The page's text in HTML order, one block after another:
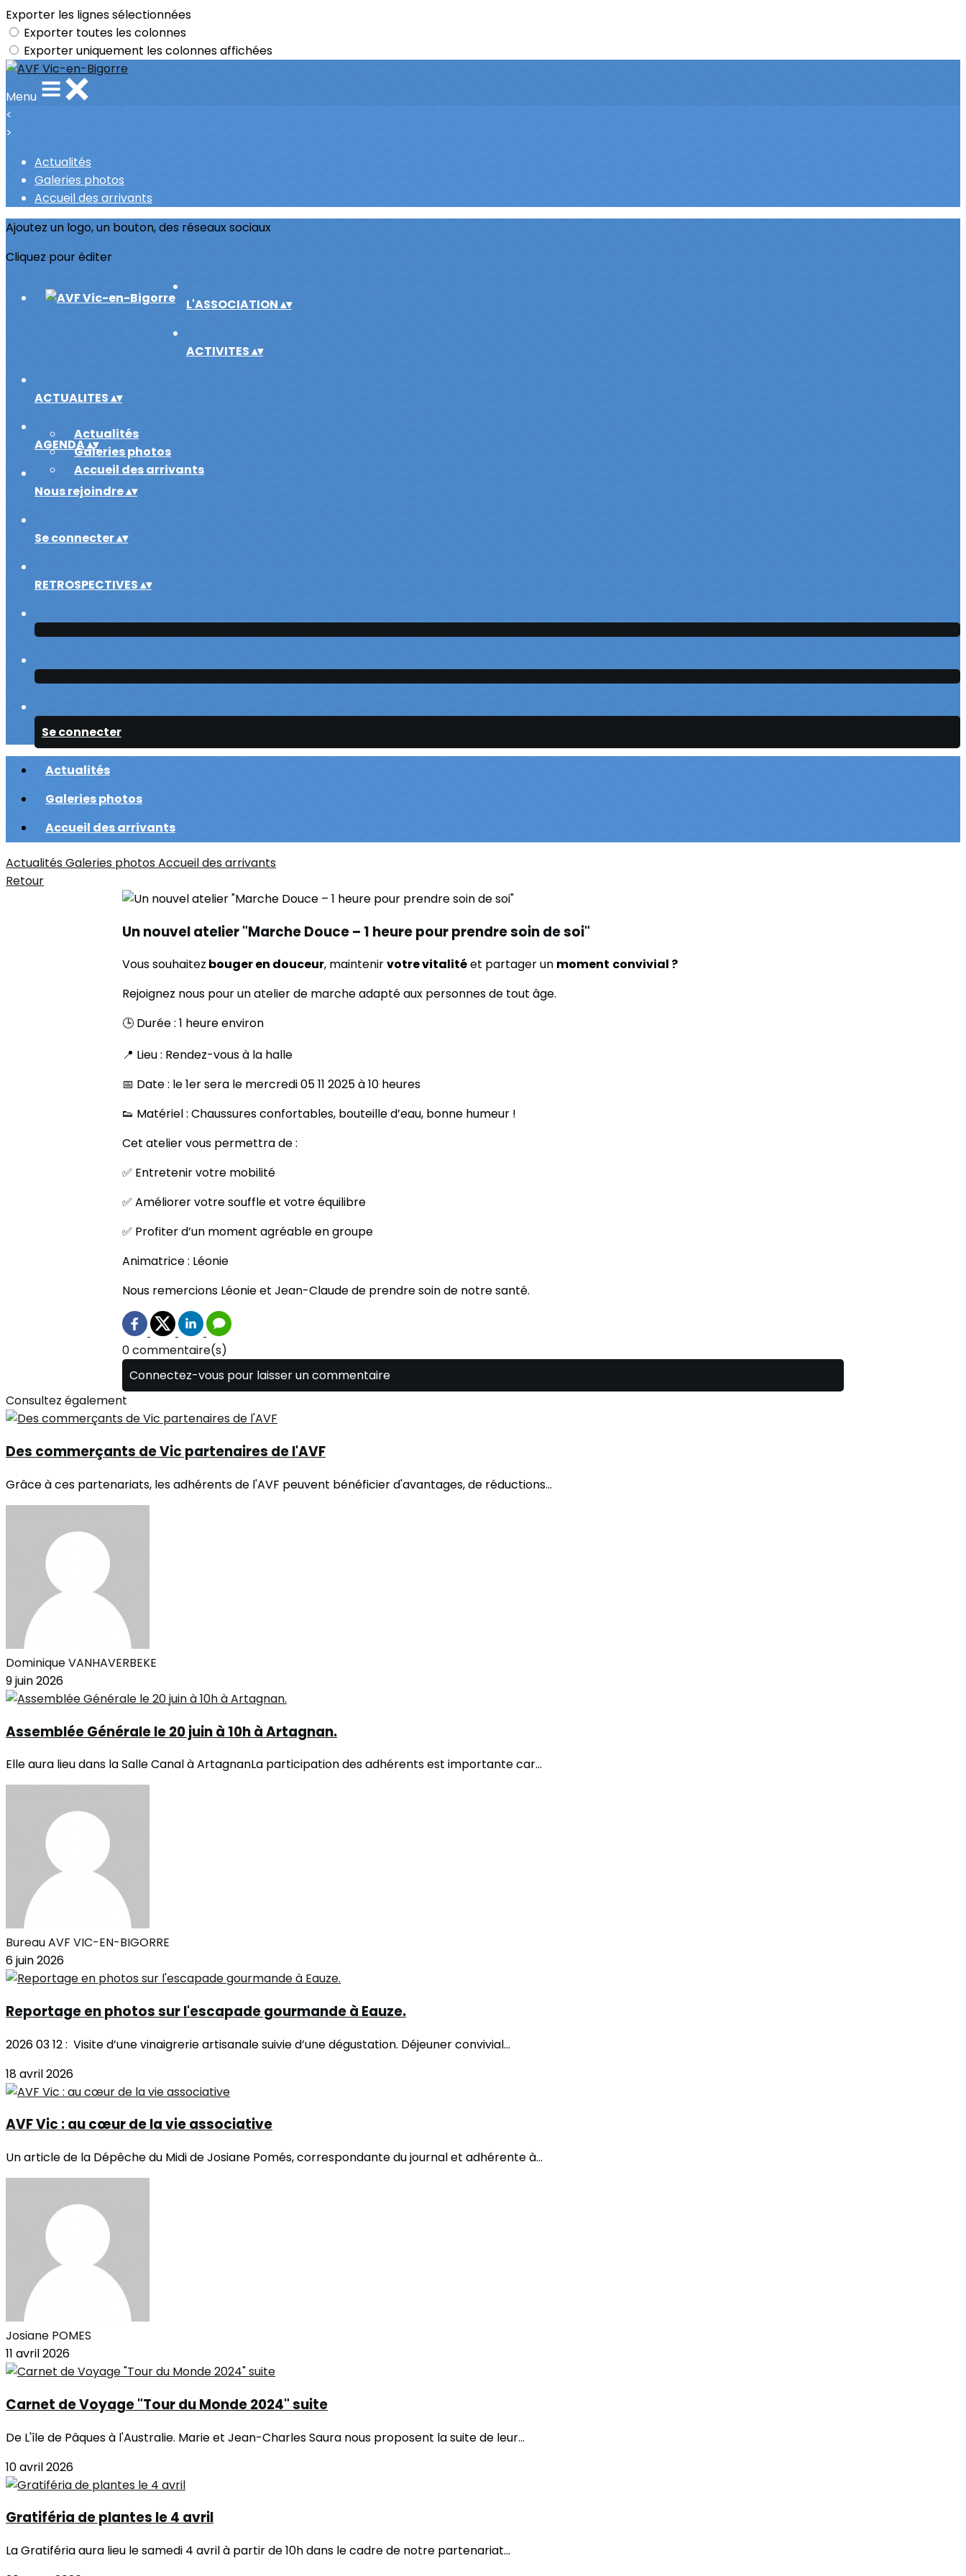
Exporter les lignes sélectionnées
Exporter toutes les colonnes
Exporter uniquement les colonnes affichées
Menu
<
>
Actualités
Galeries photos
Accueil des arrivants
Ajoutez un logo, un bouton, des réseaux sociaux
Cliquez pour éditer
L'ASSOCIATION▴▾
ACTIVITES▴▾
ACTUALITES▴▾
Actualités
Galeries photos
Accueil des arrivants
AGENDA▴▾
Nous rejoindre▴▾
Se connecter▴▾
RETROSPECTIVES▴▾
Se connecter
Actualités
Galeries photos
Accueil des arrivants
ActualitésGaleries photosAccueil des arrivants
Retour
Un nouvel atelier "Marche Douce – 1 heure pour prendre soin de soi"
Vous souhaitez bouger en douceur, maintenirvotre vitalitéet partager un moment convivial ?
Rejoignez nous pour un atelier de marche adapté aux personnes de tout âge.
🕒 Durée : 1 heure environ
📍 Lieu : Rendez-vous à la halle
📅 Date : le 1er sera le mercredi 05 11 2025 à 10 heures
👟 Matériel : Chaussures confortables, bouteille d’eau, bonne humeur !
Cet atelier vous permettra de :
✅ Entretenir votre mobilité
✅ Améliorer votre souffle et votre équilibre
✅ Profiter d’un moment agréable en groupe
Animatrice : Léonie
Nous remercions Léonie et Jean-Claude de prendre soin de notre santé.
0 commentaire(s)
Connectez-vous pour laisser un commentaire
Consultez également
Des commerçants de Vic partenaires de l'AVF
Grâce à ces partenariats, les adhérents de l'AVF peuvent bénéficier d'avantages, de réductions...
Dominique VANHAVERBEKE
9 juin 2026
Assemblée Générale le 20 juin à 10h à Artagnan.
Elle aura lieu dans la Salle Canal à ArtagnanLa participation des adhérents est importante car...
Bureau AVF VIC-EN-BIGORRE
6 juin 2026
Reportage en photos sur l'escapade gourmande à Eauze.
2026 03 12 : Visite d’une vinaigrerie artisanale suivie d’une dégustation. Déjeuner convivial...
18 avril 2026
AVF Vic : au cœur de la vie associative
Un article de la Dépêche du Midi de Josiane Pomés, correspondante du journal et adhérente à...
Josiane POMES
11 avril 2026
Carnet de Voyage "Tour du Monde 2024" suite
De L'île de Pâques à l'Australie. Marie et Jean-Charles Saura nous proposent la suite de leur...
10 avril 2026
Gratiféria de plantes le 4 avril
La Gratiféria aura lieu le samedi 4 avril à partir de 10h dans le cadre de notre partenariat...